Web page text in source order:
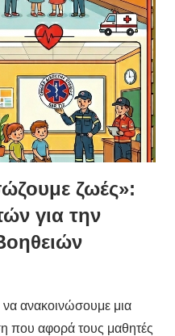
ζωές»:
για την
να ανακοινώσουμε μια
που αφορά τους μαθητές